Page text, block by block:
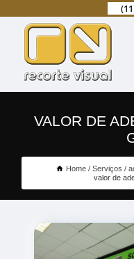
VALOR DE
Home Serviços
valor de